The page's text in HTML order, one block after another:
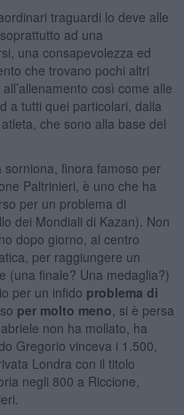
traguardi lo deve alle
ad una
una consapevolezza ed
che trovano pochi altri
così come alle
a tutti quei particolari, dalla
che sono alla base del
sorniona, finora famoso per
Paltrinieri, è uno che ha
per un problema di
dei Mondiali di Kazan). Non
dopo giorno, al centro
per raggiungere un
(una finale? Una medaglia?)
per un infido problema di
per molto meno , si è persa
non ha mollato, ha
Gregorio vinceva i 1.500,
Londra con il titolo
negli 800 a Riccione,